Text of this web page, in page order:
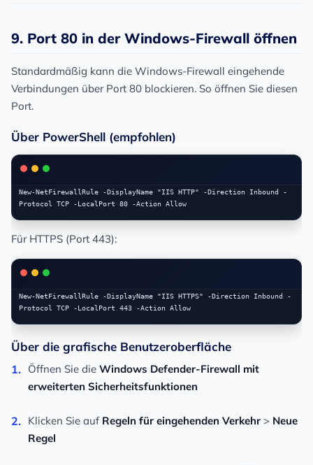
9. Port 80 in der Windows-Firewall öffnen
Standardmäßig kann die Windows-Firewall eingehende
Verbindungen über Port 80 blockieren. So öffnen Sie diesen
Port.
Über PowerShell (empfohlen)
New-NetFirewallRule -DisplayName "IIS HTTP" -Direction Inbound -
Für HTTPS (Port 443):
New-NetFirewallRule -DisplayName "IIS HTTPS" -Direction Inbound -
Über die grafische Benutzeroberfläche
Öffnen Sie die Windows Defender-Firewall mit
erweiterten Sicherheitsfunktionen
Klicken Sie auf Regeln für eingehenden Verkehr > Neue
Regel